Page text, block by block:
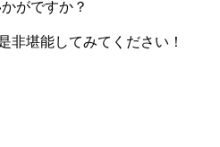
がですか？
非堪能してみてください！